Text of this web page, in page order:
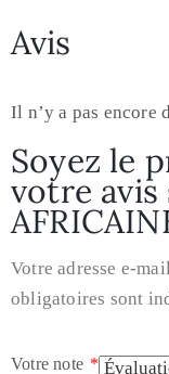
Avis
Il n’y a pas encore
Soyez le
votre avis
Votre adresse e-
obligatoires sont
Votre note *